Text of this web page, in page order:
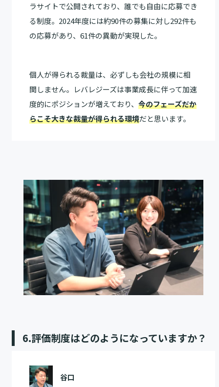
ラサイトで公開されており、誰でも自由に応募でき
る制度。2024年度には約90件の募集に対し292件も
の応募があり、61件の異動が実現した。
個人が得られる裁量は、必ずしも会社の規模に相
関しません。レバレジーズは事業成長に伴って加速
度的にポジションが増えており、 今のフェーズだか
らこそ大きな裁量が得られる環境だと思います。
6.評価制度はどのようになっていますか？
谷口